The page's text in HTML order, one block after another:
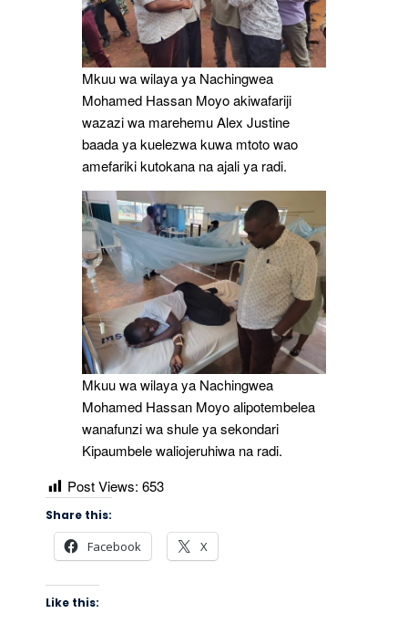
Mkuu wa wilaya ya Nachingwea
Mohamed Hassan Moyo akiwafariji
wazazi wa marehemu Alex Justine
baada ya kuelezwa kuwa mtoto wao
amefariki kutokana na ajali ya radi.
Mkuu wa wilaya ya Nachingwea
Mohamed Hassan Moyo alipotembelea
wanafunzi wa shule ya sekondari
Kipaumbele waliojeruhiwa na radi.
Post Views: 653
Share this:
Facebook X
Like this: